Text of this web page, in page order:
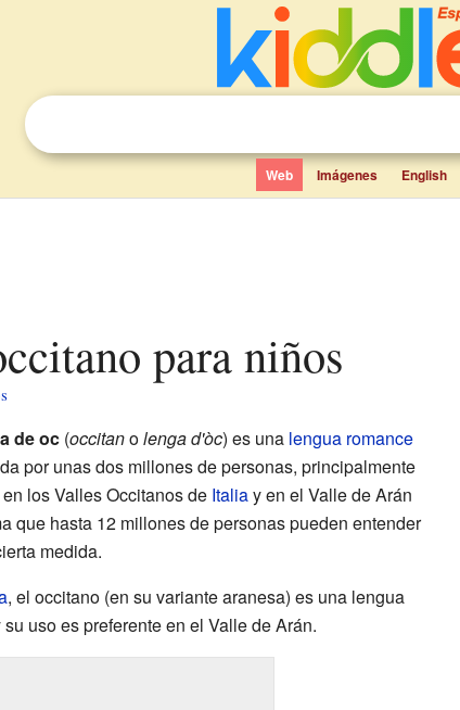
Web Imágenes English
para niños
de oc(occitanolenga d'òc) es una lengua romance
por unas dos millones de personas, principalmente
los Valles Occitanos de Italiay en el Valle de Arán
que hasta 12 millones de personas pueden entender
medida.
, el occitano (en su variante aranesa) es una lengua
uso es preferente en el Valle de Arán.